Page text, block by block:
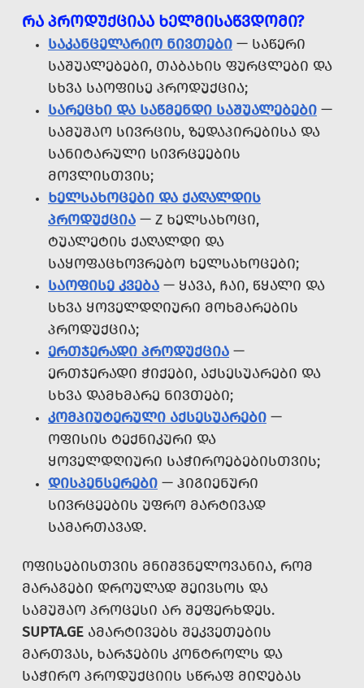
ᲠᲐ ᲞᲠᲝᲓᲣᲥᲪᲘᲐᲐ ᲮᲔᲚᲛᲘᲡᲐᲬᲕᲓᲝᲛᲘ?
ᲡᲐᲙᲐᲜᲪᲔᲚᲐᲠᲘᲝ ᲜᲘᲕᲗᲔᲑᲘ — ᲡᲐᲬᲔᲠᲘ
ᲡᲐᲨᲣᲐᲚᲔᲑᲔᲑᲘ, ᲗᲐᲑᲐᲮᲘᲡ ᲤᲣᲠᲪᲚᲔᲑᲘ ᲓᲐ
ᲡᲮᲕᲐ ᲡᲐᲝᲤᲘᲡᲔ ᲞᲠᲝᲓᲣᲥᲪᲘᲐ;
ᲡᲐᲠᲔᲪᲮᲘ ᲓᲐ ᲡᲐᲬᲛᲔᲜᲓᲘ ᲡᲐᲨᲣᲐᲚᲔᲑᲔᲑᲘ —
ᲡᲐᲛᲣᲨᲐᲝ ᲡᲘᲕᲠᲪᲘᲡ, ᲖᲔᲓᲐᲞᲘᲠᲔᲑᲘᲡᲐ ᲓᲐ
ᲡᲐᲜᲘᲢᲐᲠᲣᲚᲘ ᲡᲘᲕᲠᲪᲔᲔᲑᲘᲡ
ᲛᲝᲕᲚᲘᲡᲗᲕᲘᲡ;
ᲮᲔᲚᲡᲐᲮᲝᲪᲔᲑᲘ ᲓᲐ ᲥᲐᲦᲐᲚᲓᲘᲡ
ᲞᲠᲝᲓᲣᲥᲪᲘᲐ — Z ᲮᲔᲚᲡᲐᲮᲝᲪᲘ,
ᲢᲣᲐᲚᲔᲢᲘᲡ ᲥᲐᲦᲐᲚᲓᲘ ᲓᲐ
ᲡᲐᲧᲝᲤᲐᲪᲮᲝᲕᲠᲔᲑᲝ ᲮᲔᲚᲡᲐᲮᲝᲪᲔᲑᲘ;
ᲡᲐᲝᲤᲘᲡᲔ ᲙᲕᲔᲑᲐ — ᲧᲐᲕᲐ, ᲩᲐᲘ, ᲬᲧᲐᲚᲘ ᲓᲐ
ᲡᲮᲕᲐ ᲧᲝᲕᲔᲚᲓᲦᲘᲣᲠᲘ ᲛᲝᲮᲛᲐᲠᲔᲑᲘᲡ
ᲞᲠᲝᲓᲣᲥᲪᲘᲐ;
ᲔᲠᲗᲯᲔᲠᲐᲓᲘ ᲞᲠᲝᲓᲣᲥᲪᲘᲐ —
ᲔᲠᲗᲯᲔᲠᲐᲓᲘ ᲭᲘᲥᲔᲑᲘ, ᲐᲥᲡᲔᲡᲣᲐᲠᲔᲑᲘ ᲓᲐ
ᲡᲮᲕᲐ ᲓᲐᲛᲮᲛᲐᲠᲔ ᲜᲘᲕᲗᲔᲑᲘ;
ᲙᲝᲛᲞᲘᲣᲢᲔᲠᲣᲚᲘ ᲐᲥᲡᲔᲡᲣᲐᲠᲔᲑᲘ —
ᲝᲤᲘᲡᲘᲡ ᲢᲔᲥᲜᲘᲙᲣᲠᲘ ᲓᲐ
ᲧᲝᲕᲔᲚᲓᲦᲘᲣᲠᲘ ᲡᲐᲭᲘᲠᲝᲔᲑᲔᲑᲘᲡᲗᲕᲘᲡ;
ᲓᲘᲡᲞᲔᲜᲡᲔᲠᲔᲑᲘ — ᲰᲘᲒᲘᲔᲜᲣᲠᲘ
ᲡᲘᲕᲠᲪᲔᲔᲑᲘᲡ ᲣᲤᲠᲝ ᲛᲐᲠᲢᲘᲕᲐᲓ
ᲡᲐᲛᲐᲠᲗᲐᲕᲐᲓ.
ᲝᲤᲘᲡᲔᲑᲘᲡᲗᲕᲘᲡ ᲛᲜᲘᲨᲕᲜᲔᲚᲝᲕᲐᲜᲘᲐ, ᲠᲝᲛ
ᲛᲐᲠᲐᲒᲔᲑᲘ ᲓᲠᲝᲣᲚᲐᲓ ᲨᲔᲘᲕᲡᲝᲡ ᲓᲐ
ᲡᲐᲛᲣᲨᲐᲝ ᲞᲠᲝᲪᲔᲡᲘ ᲐᲠ ᲨᲔᲤᲔᲠᲮᲓᲔᲡ.
SUPTA.GE ᲐᲛᲐᲠᲢᲘᲕᲔᲑᲡ ᲨᲔᲙᲕᲔᲗᲔᲑᲘᲡ
ᲛᲐᲠᲗᲕᲐᲡ, ᲮᲐᲠᲯᲔᲑᲘᲡ ᲙᲝᲜᲢᲠᲝᲚᲡ ᲓᲐ
ᲡᲐᲭᲘᲠᲝ ᲞᲠᲝᲓᲣᲥᲪᲘᲘᲡ ᲡᲬᲠᲐᲤ ᲛᲘᲦᲔᲑᲐᲡ